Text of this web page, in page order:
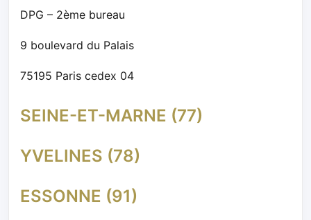
DPG – 2ème bureau
9 boulevard du Palais
75195 Paris cedex 04
SEINE-ET-MARNE (77)
YVELINES (78)
ESSONNE (91)